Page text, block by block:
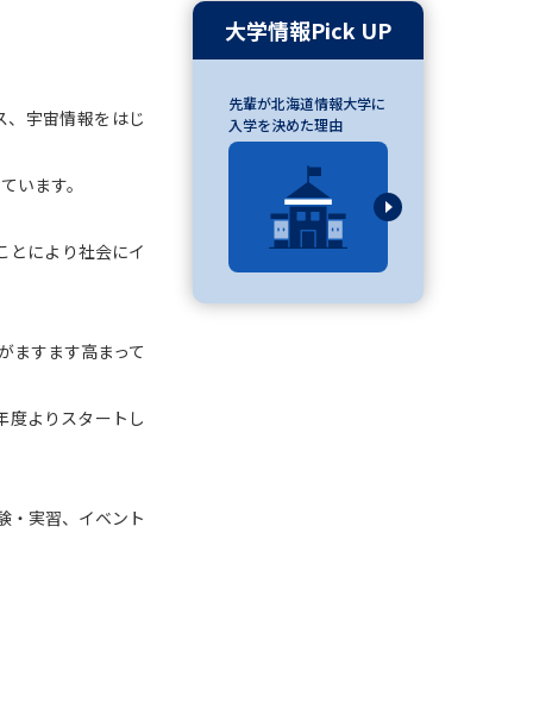
デジタルパンフレット
（高3生用）
ブ
宇宙情報をはじ
います。
とにより社会にイ
ますます高まって
度よりスタートし
・実習、イベント
大学情報Pick UP
先輩が北海道情報大学に
入学を決めた理由